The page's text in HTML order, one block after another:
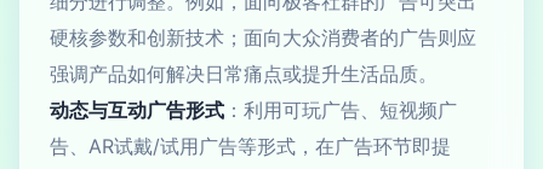
硬核参数和创新技术；面向大众消费者的广告则应
强调产品如何解决日常痛点或提升生活品质。
动态与互动广告形式 ：利用可玩广告、短视频广
告、AR试戴/试用广告等形式，在广告环节即提